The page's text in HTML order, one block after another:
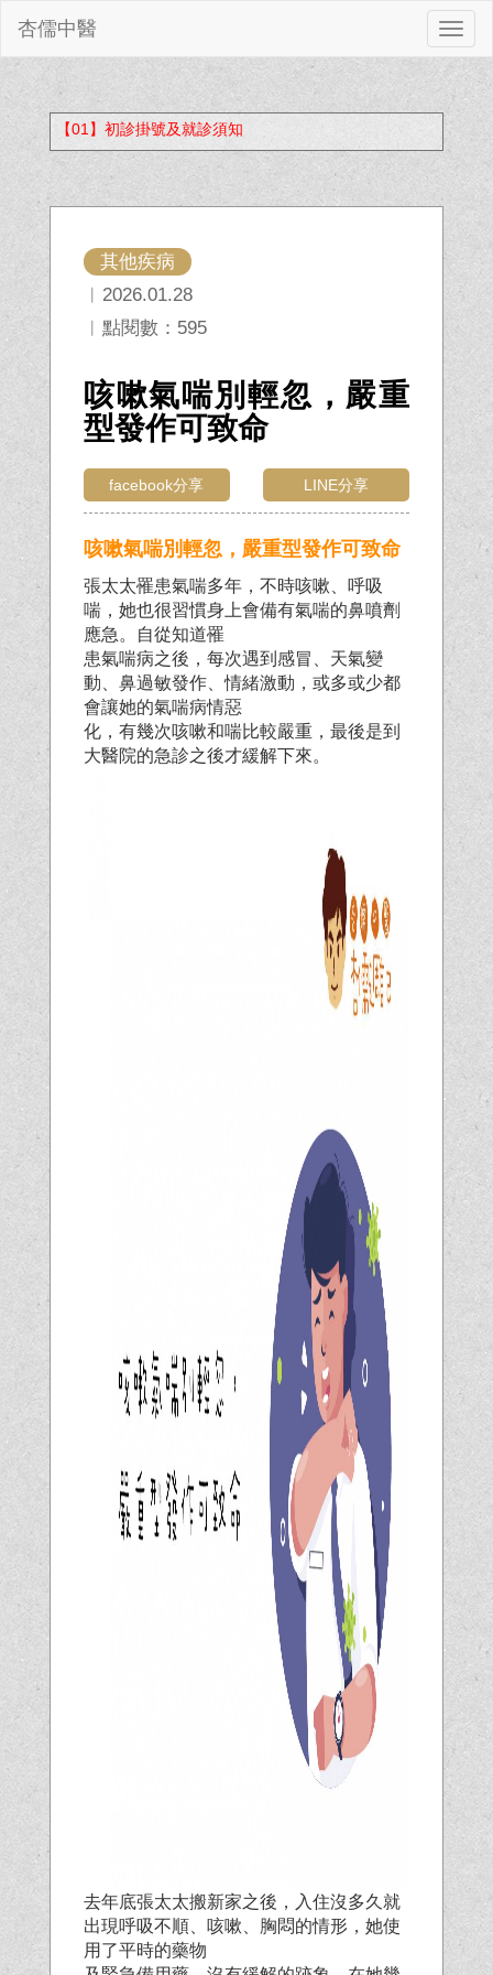
切
換
杏儒中醫
【01】初診掛號及就診須知
其他疾病
︱2026.01.28
︱點閱數：595
咳嗽氣喘別輕忽，嚴重
型發作可致命
facebook分享 LINE分享
咳嗽氣喘別輕忽，嚴重型發作可致命
張太太罹患氣喘多年，不時咳嗽、呼吸
喘，她也很習慣身上會備有氣喘的鼻噴劑
應急。自從知道罹
患氣喘病之後，每次遇到感冒、天氣變
動、鼻過敏發作、情緒激動，或多或少都
會讓她的氣喘病情惡
化，有幾次咳嗽和喘比較嚴重，最後是到
大醫院的急診之後才緩解下來。
去年底張太太搬新家之後，入住沒多久就
出現呼吸不順、咳嗽、胸悶的情形，她使
用了平時的藥物